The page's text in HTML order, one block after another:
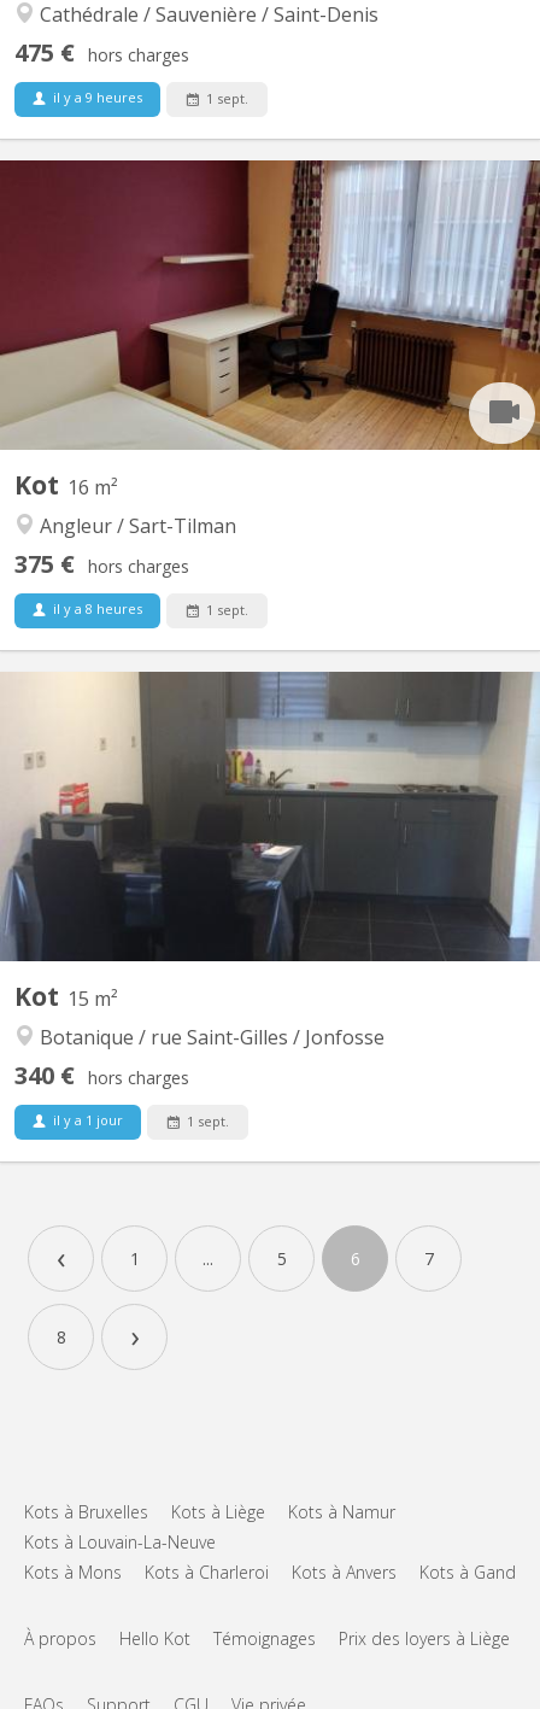
Cathédrale / Sauvenière / Saint-Denis
475 € hors charges
il y a 9 heures 1 sept.
KL 12783
Bonjour étudiant(e) Notre maison de maître charmant a été
récemment entièrement rénové en 2021 (nouvelles salles de
bains, nouvelles cuisines, double vitrage, électricité remis à neuf,
tout a été peint, ... ) et est donc prêt à vous recevoir. Situé à
place du 20 Août, en face de l'Université...
Kot 16 m²
Angleur / Sart-Tilman
375 € hors charges
il y a 8 heures 1 sept.
KL 11395
Magnifique kot entièrement rénové situé dans le quartier
résidentiel de Angleur, près de la Maison Communale. 1 chambre
meublée avec garde-robe, lit, matelas, bureau, chaise de bureau.
1 cuisine (une pour 2 kots) de +/- 8m² full équipée : frigo +
surgélateur, taques vitro, four, four micro-ondes,...
Kot 15 m²
Botanique / rue Saint-Gilles / Jonfosse
340 € hors charges
il y a 1 jour 1 sept.
3 KOTS a louer à un étudiant ou étudiante. Maison de 4 kots
entièrement rénovée en 2015. 3 chambres de libre : Chambre 1 :
340€/mois Chambre 2 : 370€/mois Chambre 3 : non disponible
Chambre 4 : 350€/mois (+ charges : +/- 90€ : eau, gaz, électricité,
‹ 1 ... 5 6 7
8 ›
Kots à Bruxelles Kots à Liège
Kots à Namur
Kots à Louvain-La-Neuve
Kots à Mons
Kots à Charleroi Kots à Anvers Kots à Gand
À propos Hello Kot Témoignages Prix des loyers à Liège